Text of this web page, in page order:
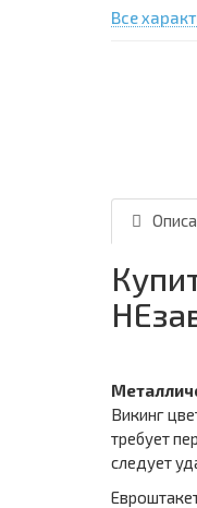
Все
Викинг
требует
следует